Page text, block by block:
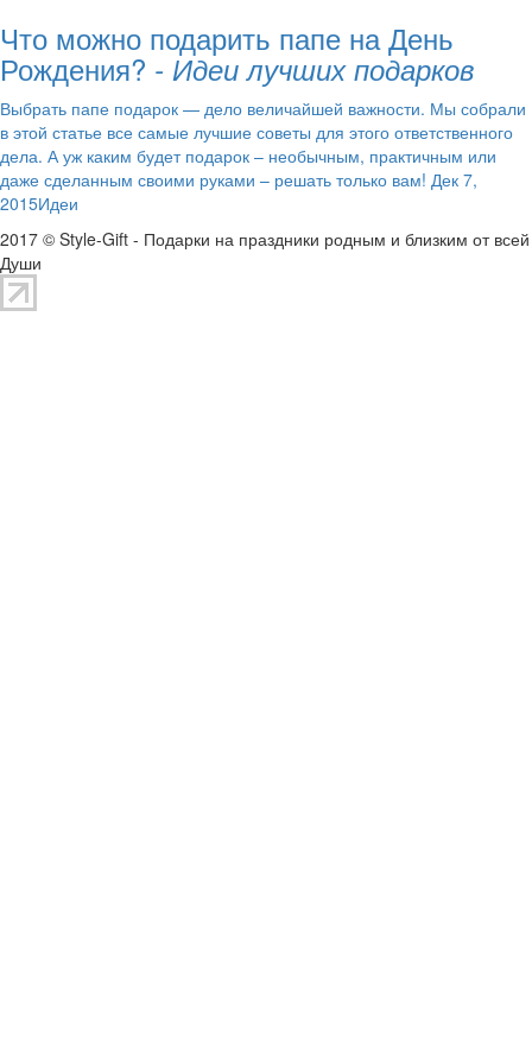
Что можно подарить папе на День
Рождения? - Идеи лучших подарков
Выбрать папе подарок — дело величайшей важности. Мы собрали
в этой статье все самые лучшие советы для этого ответственного
дела. А уж каким будет подарок – необычным, практичным или
даже сделанным своими руками – решать только вам! Дек 7,
2015Идеи
2017 © Style-Gift - Подарки на праздники родным и близким от всей
Души